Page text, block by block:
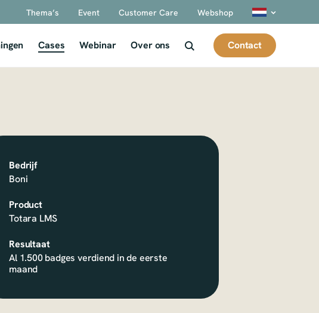
Thema’s Event Customer Care Webshop
Cases Webinar Over ons Contact
Bedrijf
Boni
Product
Totara LMS
Resultaat
Al 1.500 badges verdiend in de eerste
maand